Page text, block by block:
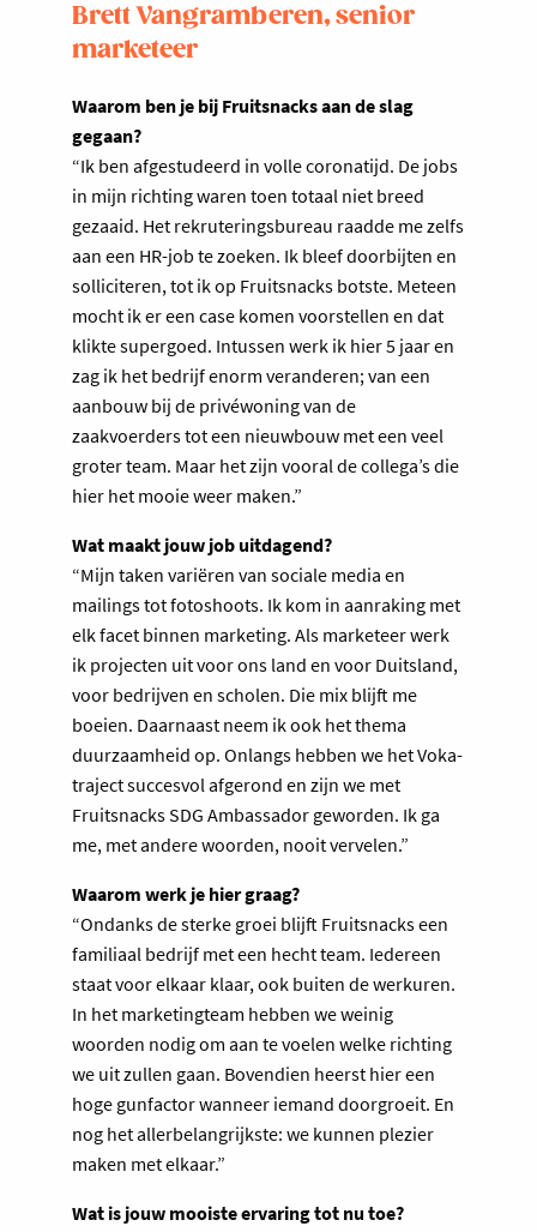
Brett Vangramberen, senior
marketeer
Waarom ben je bij Fruitsnacks aan de slag
gegaan?
“Ik ben afgestudeerd in volle coronatijd. De jobs
in mijn richting waren toen totaal niet breed
gezaaid. Het rekruteringsbureau raadde me zelfs
aan een HR-job te zoeken. Ik bleef doorbijten en
solliciteren, tot ik op Fruitsnacks botste. Meteen
mocht ik er een case komen voorstellen en dat
klikte supergoed. Intussen werk ik hier 5 jaar en
zag ik het bedrijf enorm veranderen; van een
aanbouw bij de privéwoning van de
zaakvoerders tot een nieuwbouw met een veel
groter team. Maar het zijn vooral de collega’s die
hier het mooie weer maken.”
Wat maakt jouw job uitdagend?
“Mijn taken variëren van sociale media en
mailings tot fotoshoots. Ik kom in aanraking met
elk facet binnen marketing. Als marketeer werk
ik projecten uit voor ons land en voor Duitsland,
voor bedrijven en scholen. Die mix blijft me
boeien. Daarnaast neem ik ook het thema
duurzaamheid op. Onlangs hebben we het Voka-
traject succesvol afgerond en zijn we met
Fruitsnacks SDG Ambassador geworden. Ik ga
me, met andere woorden, nooit vervelen.”
Waarom werk je hier graag?
“Ondanks de sterke groei blijft Fruitsnacks een
familiaal bedrijf met een hecht team. Iedereen
staat voor elkaar klaar, ook buiten de werkuren.
In het marketingteam hebben we weinig
woorden nodig om aan te voelen welke richting
we uit zullen gaan. Bovendien heerst hier een
hoge gunfactor wanneer iemand doorgroeit. En
nog het allerbelangrijkste: we kunnen plezier
maken met elkaar.”
Wat is jouw mooiste ervaring tot nu toe?